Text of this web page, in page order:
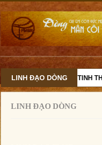
LINH ĐẠO DÒNGVỚI TINH
LINH ĐẠO DÒNG